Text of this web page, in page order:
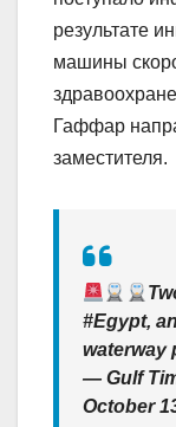
результате
машины
Гаффар
заместителя.
#Egypt,
waterway
— Gulf
October